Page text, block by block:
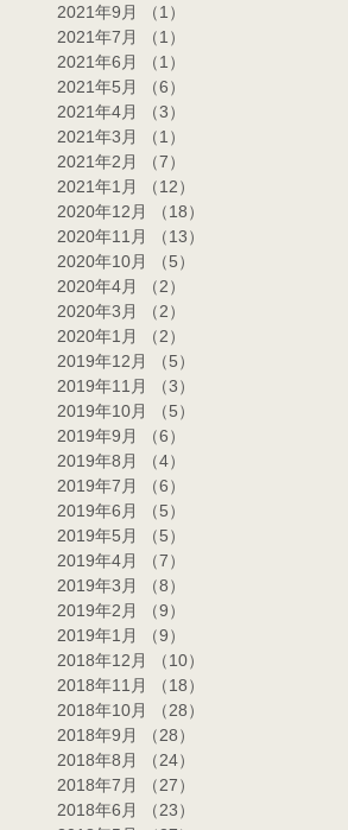
2021年9月
（1）
2021年7月
（1）
2021年6月
（1）
2021年5月
（6）
2021年4月
（3）
2021年3月
（1）
2021年2月
（7）
2021年1月
（12）
2020年12月
（18）
2020年11月
（13）
2020年10月
（5）
2020年4月
（2）
2020年3月
（2）
2020年1月
（2）
2019年12月
（5）
2019年11月
（3）
2019年10月
（5）
2019年9月
（6）
2019年8月
（4）
2019年7月
（6）
2019年6月
（5）
2019年5月
（5）
2019年4月
（7）
2019年3月
（8）
2019年2月
（9）
2019年1月
（9）
2018年12月
（10）
2018年11月
（18）
2018年10月
（28）
2018年9月
（28）
2018年8月
（24）
2018年7月
（27）
2018年6月
（23）